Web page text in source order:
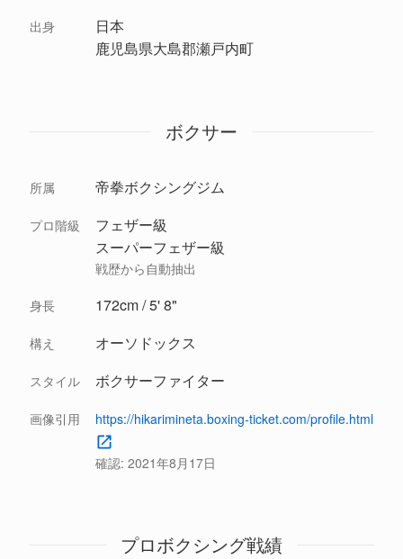
出身
日本
鹿児島県大島郡瀬戸内町
ボクサー
所属 帝拳ボクシングジム
プロ階級
フェザー級
スーパーフェザー級
戦歴から自動抽出
身長 172cm / 5' 8"
構え オーソドックス
スタイル ボクサーファイター
画像引用 https://hikarimineta.boxing-ticket.com/profile.html
確認: 2021年8月17日
プロボクシング戦績